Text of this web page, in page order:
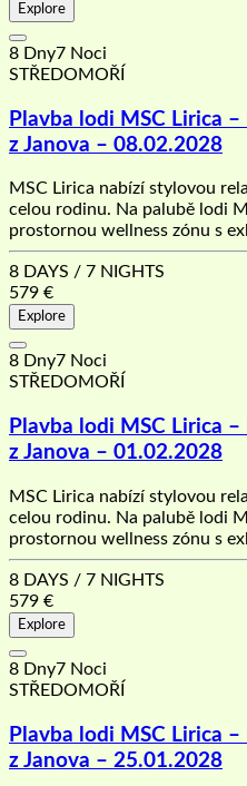
Explore
8 Dny7 Noci
STŘEDOMOŘÍ
Plavba lodi MSC Lirica
z Janova – 08.02.2028
MSC Lirica nabízí stylovou
celou rodinu. Na palubě lodi
prostornou wellness zónu s
8 DAYS / 7 NIGHTS
579 €
Explore
8 Dny7 Noci
STŘEDOMOŘÍ
Plavba lodi MSC Lirica
z Janova – 01.02.2028
MSC Lirica nabízí stylovou
celou rodinu. Na palubě lodi
prostornou wellness zónu s
8 DAYS / 7 NIGHTS
579 €
Explore
8 Dny7 Noci
STŘEDOMOŘÍ
Plavba lodi MSC Lirica
z Janova – 25.01.2028